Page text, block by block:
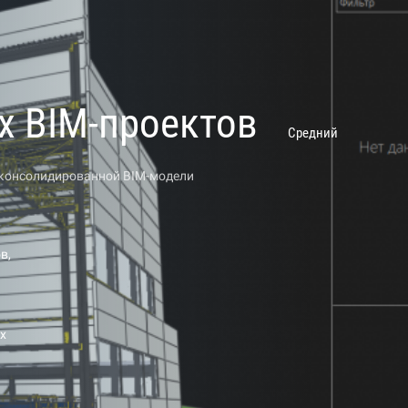
проектов Средний
BIM-модели